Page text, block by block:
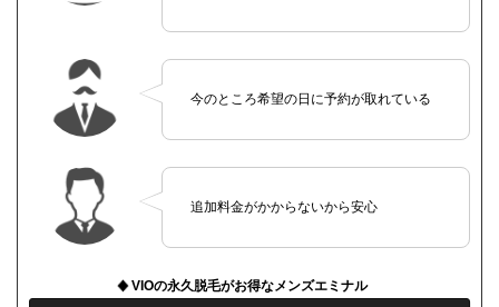
今のところ希望の日に予約が取れている
追加料金がかからないから安心
VIOの永久脱毛がお得なメンズエミナル